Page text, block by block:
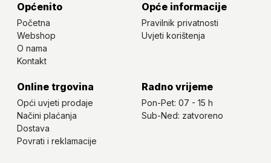
Općenito
Početna
Webshop
O nama
Kontakt
Opće informacije
Pravilnik privatnosti
Uvjeti korištenja
Online trgovina
Opći uvjeti prodaje
Načini plaćanja
Dostava
Povrati i reklamacije
Radno vrijeme
Pon-Pet: 07 - 15 h
Sub-Ned: zatvoreno